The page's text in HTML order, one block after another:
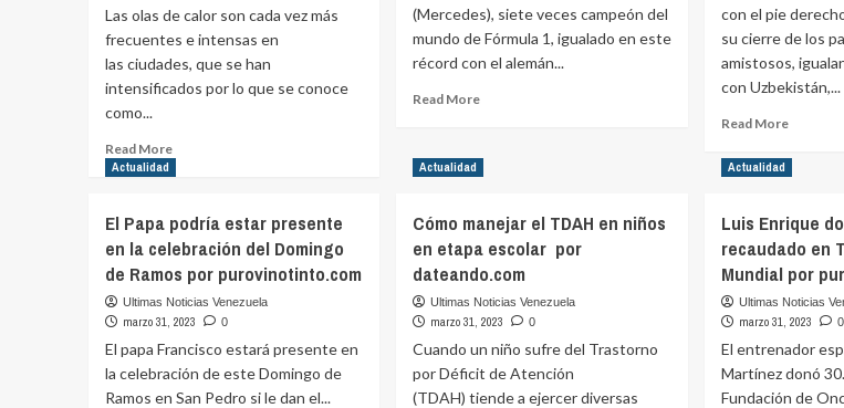
Las olas de calor son cada vez más
frecuentes e intensas en
las ciudades, que se han
intensificados por lo que se conoce
como...
Read MoreRead
puede
aportar
el
en
lucha
contra
el
(Mercedes), siete veces campeón del
mundo de Fórmula 1, igualado en este
récord con el alemán...
Read MoreRead
Hamilton:
Me
en
Mercedes
mis
últimos
días
por
purovinotinto.com
con el pie
su cierre de los
amistosos,
con Uzbekistán,...
Read MoreRead
about
inicia
con
el
pie
derecho
el
2023
por
Actualidad
El Papa podría estar presente
en la celebración del Domingo
de Ramos por purovinotinto.com
Ultimas Noticias Venezuela
marzo 31, 2023 0
El papa Francisco estará presente en
la celebración de este Domingo de
Ramos en San Pedro si le dan el...
Actualidad
Cómo manejar el TDAH en niños
en etapa escolar por
dateando.com
Ultimas Noticias Venezuela
marzo 31, 2023 0
Cuando un niño sufre del Trastorno
por Déficit de Atención
(TDAH) tiende a ejercer diversas
Actualidad
Luis Enrique
recaudado en
Mundial por
Ultimas Noticias
marzo 31, 2023 0
El entrenador
Martínez donó
Fundación de